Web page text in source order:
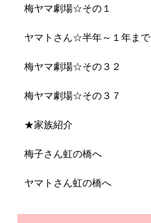
梅ヤマ劇場☆その１
ヤマトさん☆半年～１年まで
梅ヤマ劇場☆その３２
梅ヤマ劇場☆その３７
★家族紹介
梅子さん虹の橋へ
ヤマトさん虹の橋へ